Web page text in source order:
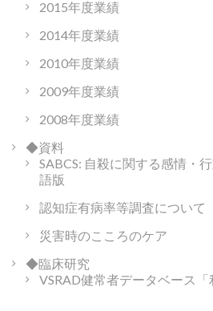
2015年度業績
2014年度業績
2010年度業績
2009年度業績
2008年度業績
◆資料
SABCS: 自殺に関する感情・
語版
認知症有病率等調査について
災害時のこころのケア
◆臨床研究
VSRAD健常者データベース「